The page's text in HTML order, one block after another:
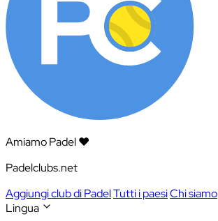
Amiamo Padel ❤️
Padelclubs.net
Aggiungi club di PadelTutti i paesiChi siamo
Lingua